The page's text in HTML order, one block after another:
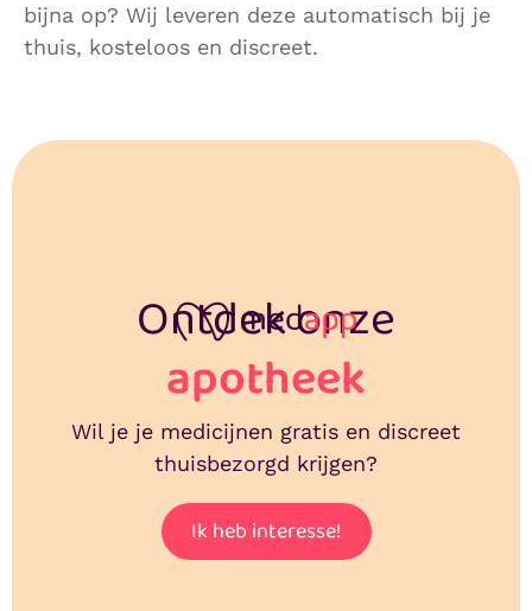
bijna op? Wij leveren deze automatisch bij je
thuis, kosteloos en discreet.
Ontdek onze
apotheek
Wil je je medicijnen gratis en discreet
thuisbezorgd krijgen?
Ik heb interesse!